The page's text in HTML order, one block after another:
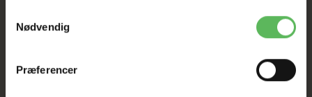
Nødvendig
Præferencer
I FYSISK BUTIKKERE